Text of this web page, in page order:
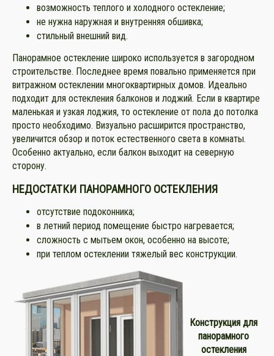
возможность теплого и холодного остекление;
не нужна наружная и внутренняя обшивка;
стильный внешний вид.
Панорамное остекление широко используется в загородном
строительстве. Последнее время повально применяется при
витражном остеклении многоквартирных домов. Идеально
подходит для остекления балконов и лоджий. Если в квартире
маленькая и узкая лоджия, то остекление от пола до потолка
просто необходимо. Визуально расширится пространство,
увеличится обзор и поток естественного света в комнаты.
Особенно актуально, если балкон выходит на северную
сторону.
НЕДОСТАТКИ ПАНОРАМНОГО ОСТЕКЛЕНИЯ
отсутствие подоконника;
в летний период помещение быстро нагревается;
сложность с мытьем окон, особенно на высоте;
при теплом остеклении тяжелый вес конструкции.
Конструкция для
панорамного
остекления